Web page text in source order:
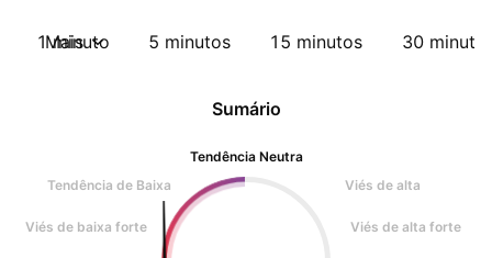
1 minuto 5 minutos 15 minutos 30
Mais
Sumário
Tendência Neutra
Tendência de Baixa
Viés de alta
Viés de baixa forte Viés de alta forte